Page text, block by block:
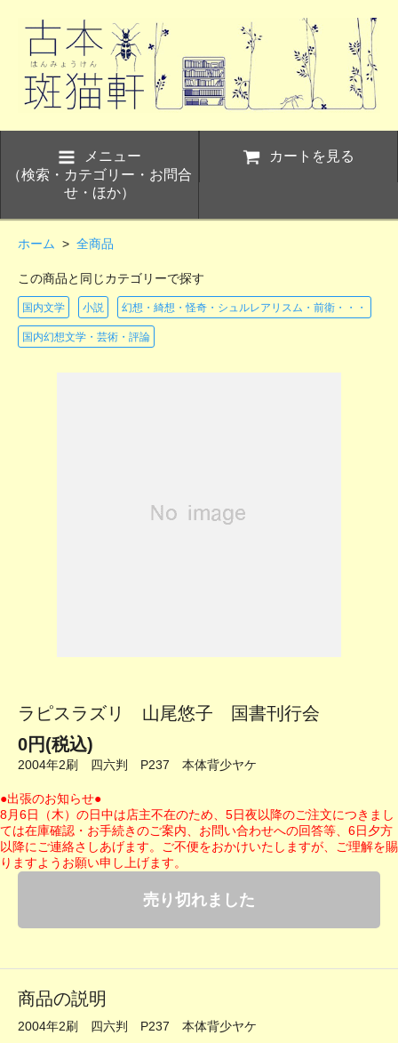
メニュー
（検索・カテゴリー・お問合
せ・ほか）
カートを見る
ホーム > 全商品
この商品と同じカテゴリーで探す
国内文学 小説 幻想・綺想・怪奇・シュルレアリスム・前衛・・・
国内幻想文学・芸術・評論
ラピスラズリ 山尾悠子 国書刊行会
0円(税込)
2004年2刷 四六判 P237 本体背少ヤケ
●出張のお知らせ●
8月6日（木）の日中は店主不在のため、5日夜以降のご注文につきまし
ては在庫確認・お手続きのご案内、お問い合わせへの回答等、6日夕方
以降にご連絡さしあげます。ご不便をおかけいたしますが、ご理解を賜
りますようお願い申し上げます。
売り切れました
商品の説明
2004年2刷 四六判 P237 本体背少ヤケ